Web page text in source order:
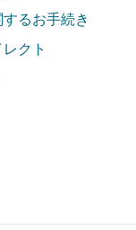
るお手続き
クト